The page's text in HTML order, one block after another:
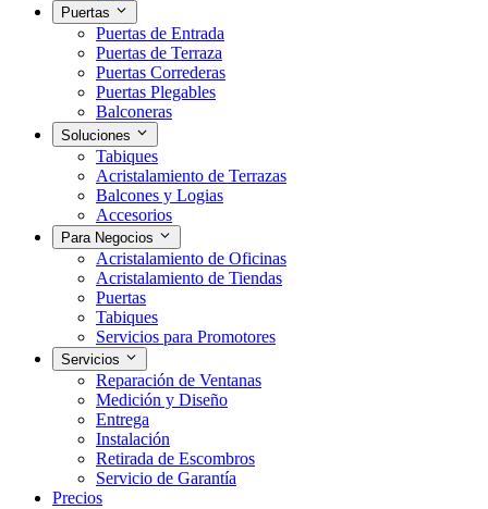
Puertas
Puertas de Entrada
Puertas de Terraza
Puertas Correderas
Puertas Plegables
Balconeras
Soluciones
Tabiques
Acristalamiento de Terrazas
Balcones y Logias
Accesorios
Para Negocios
Acristalamiento de Oficinas
Acristalamiento de Tiendas
Puertas
Tabiques
Servicios para Promotores
Servicios
Reparación de Ventanas
Medición y Diseño
Entrega
Instalación
Retirada de Escombros
Servicio de Garantía
Precios